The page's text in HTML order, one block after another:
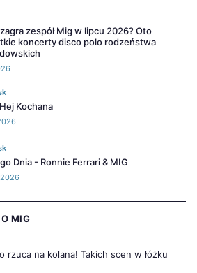
zespół Mig w lipcu 2026? Oto
koncerty disco polo rodzeństwa
Kochana
Dnia - Ronnie Ferrari & MIG
MIG
rzuca na kolana! Takich scen w łóżku